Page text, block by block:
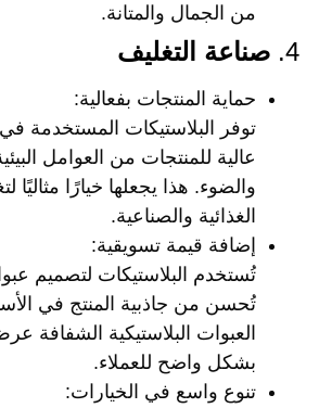
من الجمال والمتانة.
4. صناعة التغليف
حماية المنتجات بفعالية:
توفر البلاستيكات المستخدمة
عالية للمنتجات من العوامل
والضوء. هذا يجعلها خيارًا مثاليًا
الغذائية والصناعية.
إضافة قيمة تسويقية:
تُستخدم البلاستيكات لتصميم
تُحسن من جاذبية المنتج في
العبوات البلاستيكية الشفافة
بشكل واضح للعملاء.
تنوع واسع في الخيارات: